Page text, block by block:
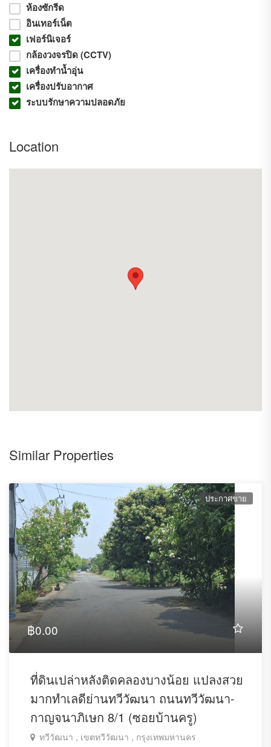
ห้องซักรีด
อินเทอร์เน็ต
เฟอร์นิเจอร์
กล้องวงจรปิด (CCTV)
เครื่องทำน้ำอุ่น
เครื่องปรับอากาศ
ระบบรักษาความปลอดภัย
Location
Similar Properties
ประกาศขาย
฿0.00
ที่ดินเปล่าหลังติดคลองบางน้อย แปลงสวย
มากทำเลดีย่านทวีวัฒนา ถนนทวีวัฒนา-
กาญจนาภิเษก 8/1 (ซอยบ้านครู)
ทวีวัฒนา , เขตทวีวัฒนา , กรุงเทพมหานคร